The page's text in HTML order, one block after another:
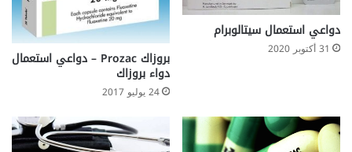
u
r
e
,
s
)
دواعي استعمال سيتالوبرام
31 أكتوبر 2020 بروزاك Prozac – دواعي استعمال
دواء بروزاك
24 يوليو 2017